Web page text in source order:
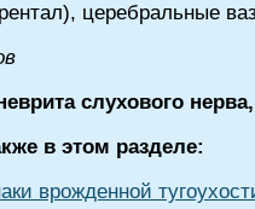
церебральные
слухового
в этом разделе:
врожденной